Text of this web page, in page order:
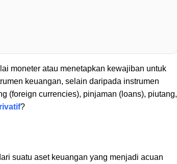
moneter atau menetapkan kewajiban untuk
keuangan, selain daripada instrumen
(foreign currencies), pinjaman (loans), piutang,
?
suatu aset keuangan yang menjadi acuan